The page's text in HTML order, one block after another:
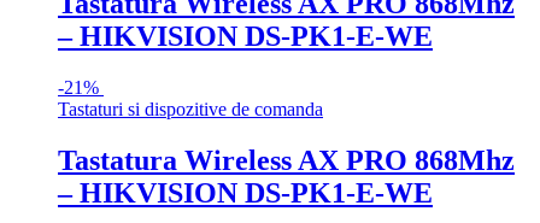
– HIKVISION DS-PK1-E-WE
-21%
Tastaturi si dispozitive de comanda
Tastatura Wireless AX PRO 868Mhz
– HIKVISION DS-PK1-E-WE